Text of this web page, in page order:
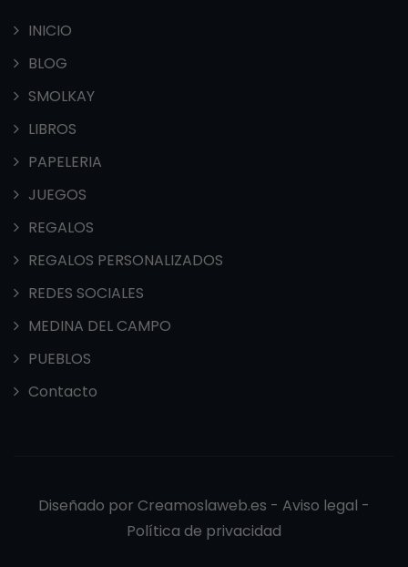
INICIO
BLOG
SMOLKAY
LIBROS
PAPELERIA
JUEGOS
REGALOS
REGALOS PERSONALIZADOS
REDES SOCIALES
MEDINA DEL CAMPO
PUEBLOS
Contacto
Diseñado por Creamoslaweb.es - Aviso legal -
Política de privacidad